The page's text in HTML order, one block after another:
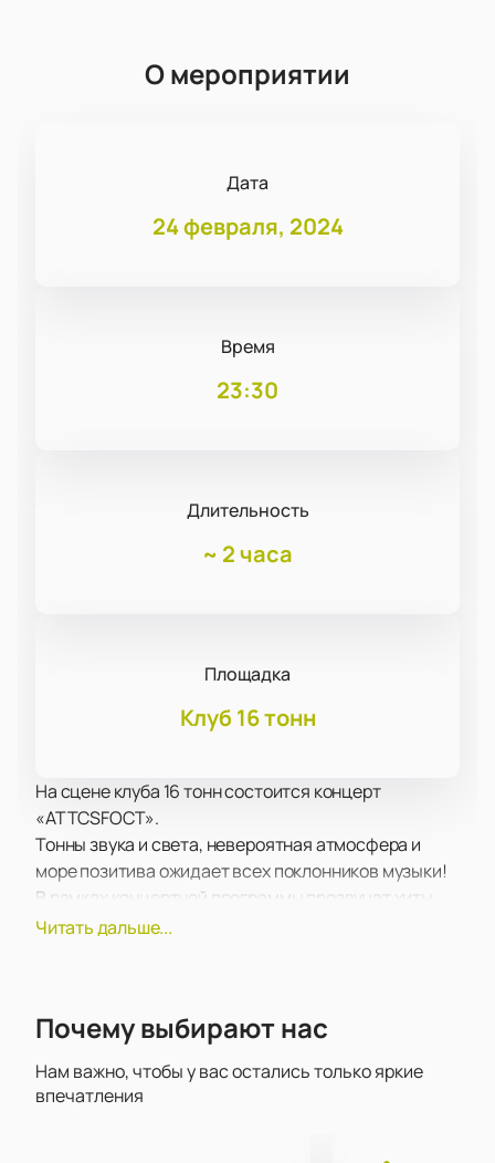
О мероприятии
Дата
24 февраля, 2024
Время
23:30
Длительность
~ 2 часа
Площадка
Клуб 16 тонн
На сцене клуба 16 тонн состоится концерт
«ATTCSFOCT».
Тонны звука и света, невероятная атмосфера и
море позитива ожидает всех поклонников музыки!
В рамках концертной программы прозвучат хиты,
уже хорошо известные поклонникам, а также более
Концерт - это всегда море позитива, драйва, самых
подобное мероприятие. Вас ожидает яркое шоу,
тонны качественного звука, а также самые новые
Читать дальше...
Почему выбирают нас
Нам важно, чтобы у вас остались только яркие
впечатления